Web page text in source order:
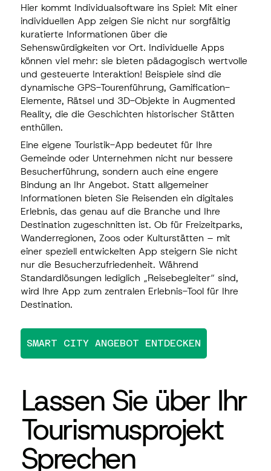
Hier kommt Individualsoftware ins Spiel: Mit einer
individuellen App zeigen Sie nicht nur sorgfältig
kuratierte Informationen über die
Sehenswürdigkeiten vor Ort. Individuelle Apps
können viel mehr: sie bieten pädagogisch wertvolle
und gesteuerte Interaktion! Beispiele sind die
dynamische GPS-Tourenführung, Gamification-
Elemente, Rätsel und 3D-Objekte in Augmented
Reality, die die Geschichten historischer Stätten
enthüllen.
Eine eigene Touristik-App bedeutet für Ihre
Gemeinde oder Unternehmen nicht nur bessere
Besucherführung, sondern auch eine engere
Bindung an Ihr Angebot. Statt allgemeiner
Informationen bieten Sie Reisenden ein digitales
Erlebnis, das genau auf die Branche und Ihre
Destination zugeschnitten ist. Ob für Freizeitparks,
Wanderregionen, Zoos oder Kulturstätten – mit
einer speziell entwickelten App steigern Sie nicht
nur die Besucherzufriedenheit. Während
Standardlösungen lediglich „Reisebegleiter“ sind,
wird Ihre App zum zentralen Erlebnis-Tool für Ihre
Destination.
SMART CITY ANGEBOT ENTDECKEN
Lassen Sie über Ihr
Tourismusprojekt
Sprechen